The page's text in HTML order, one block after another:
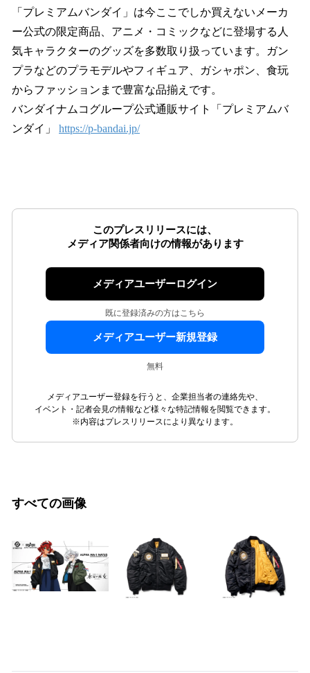
「プレミアムバンダイ」は今ここでしか買えないメーカ
ー公式の限定商品、アニメ・コミックなどに登場する人
気キャラクターのグッズを多数取り扱っています。ガン
プラなどのプラモデルやフィギュア、ガシャポン、食玩
からファッションまで豊富な品揃えです。
バンダイナムコグループ公式通販サイト「プレミアムバ
ンダイ」 https://p-bandai.jp/
このプレスリリースには、
メディア関係者向けの情報があります
メディアユーザーログイン
既に登録済みの方はこちら
メディアユーザー新規登録
無料
メディアユーザー登録を行うと、企業担当者の連絡先や、
イベント・記者会見の情報など様々な特記情報を閲覧できます。
※内容はプレスリリースにより異なります。
すべての画像